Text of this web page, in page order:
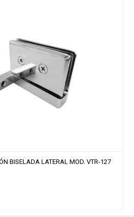
BISELADA LATERAL MOD. VTR-127